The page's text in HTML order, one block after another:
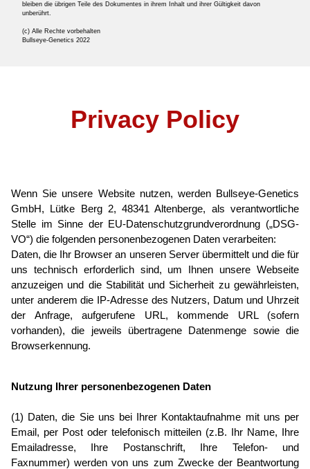
bleiben die übrigen Teile des Dokumentes in ihrem Inhalt und ihrer Gültigkeit davon
unberührt.
(c) Alle Rechte vorbehalten
Bullseye-Genetics 2022
Privacy Policy
Wenn Sie unsere Website nutzen, werden Bullseye-Genetics
GmbH, Lütke Berg 2, 48341 Altenberge, als verantwortliche
Stelle im Sinne der EU-Daten­schutz­grund­verordnung („DSG-
VO“) die folgenden per­sonen­be­zo­genen Daten verarbeiten:
Daten, die Ihr Browser an unseren Server übermittelt und die für
uns technisch erforderlich sind, um Ihnen unsere Webseite
anzuzeigen und die Stabilität und Sicherheit zu gewährleisten,
unter anderem die IP-Adresse des Nutzers, Datum und Uhrzeit
der Anfrage, aufgerufene URL, kommende URL (sofern
vorhanden), die jeweils übertragene Datenmenge sowie die
Browserkennung.
Nutzung Ihrer per­sonen­be­zo­genen Daten
(1) Daten, die Sie uns bei Ihrer Kontaktaufnahme mit uns per
Email, per Post oder telefonisch mitteilen (z.B. Ihr Name, Ihre
Emailadresse, Ihre Postanschrift, Ihre Telefon- und
Faxnummer) werden von uns zum Zwecke der Beantwortung